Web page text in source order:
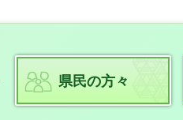
県民の方々